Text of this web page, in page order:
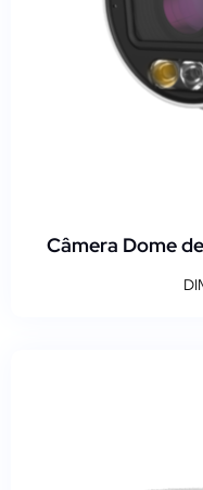
Câmera Dome